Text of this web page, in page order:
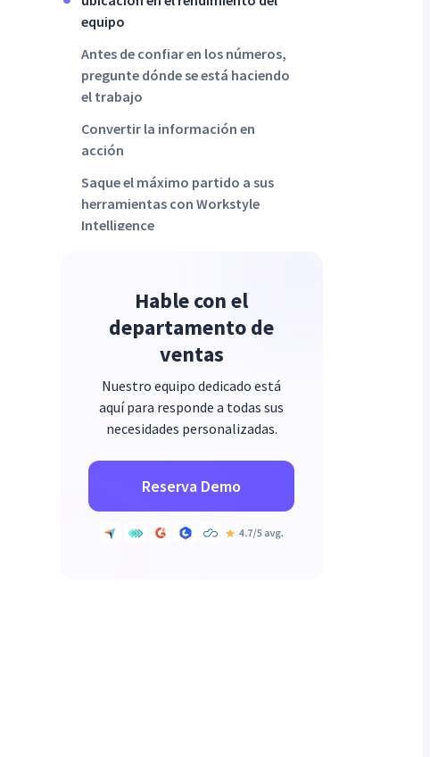
equipo
Antes de confiar en los números,
pregunte dónde se está haciendo
el trabajo
Convertir la información en
acción
Saque el máximo partido a sus
herramientas con Workstyle
Intelligence
Hable con el
departamento de
ventas
Nuestro equipo dedicado está
aquí para responde a todas sus
necesidades personalizadas.
Reserva Demo